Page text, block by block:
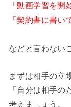
「動画学習を開
「契約書に書い
などと言わない
まずは相手の立
「自分は相手
考えましょう。